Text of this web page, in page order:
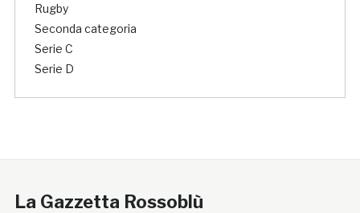
Rugby
Seconda categoria
Serie C
Serie D
La Gazzetta Rossoblù